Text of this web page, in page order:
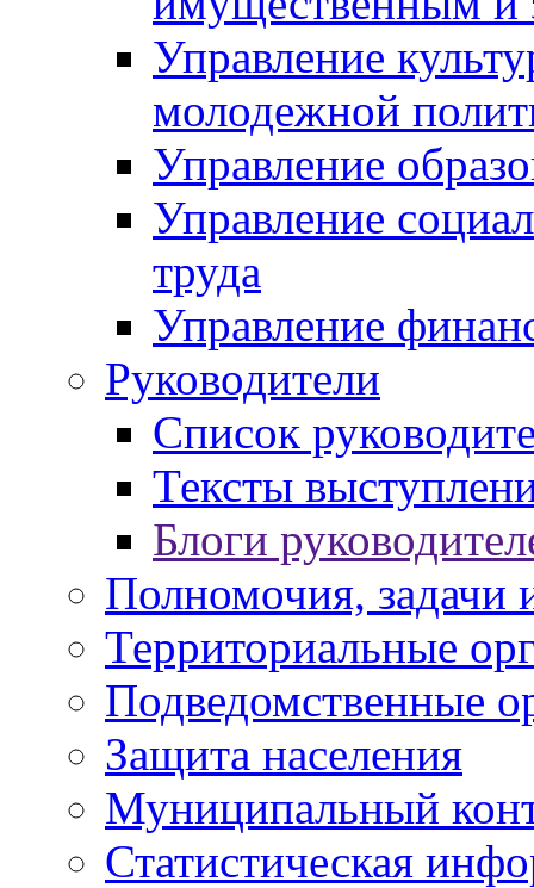
Управление
молодежной
Управление
Управление
труда
Управление
Руководители
Список
Тексты
Блоги
Полномочия, задачи
Территориальные
Подведомственные
Защита населения
Муниципальный
Статистическая